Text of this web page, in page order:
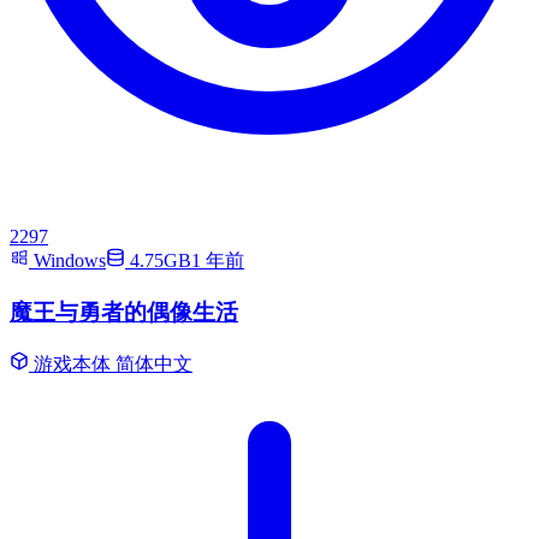
2297
Windows
4.75GB1 年前
魔王与勇者的偶像生活
游戏本体 简体中文